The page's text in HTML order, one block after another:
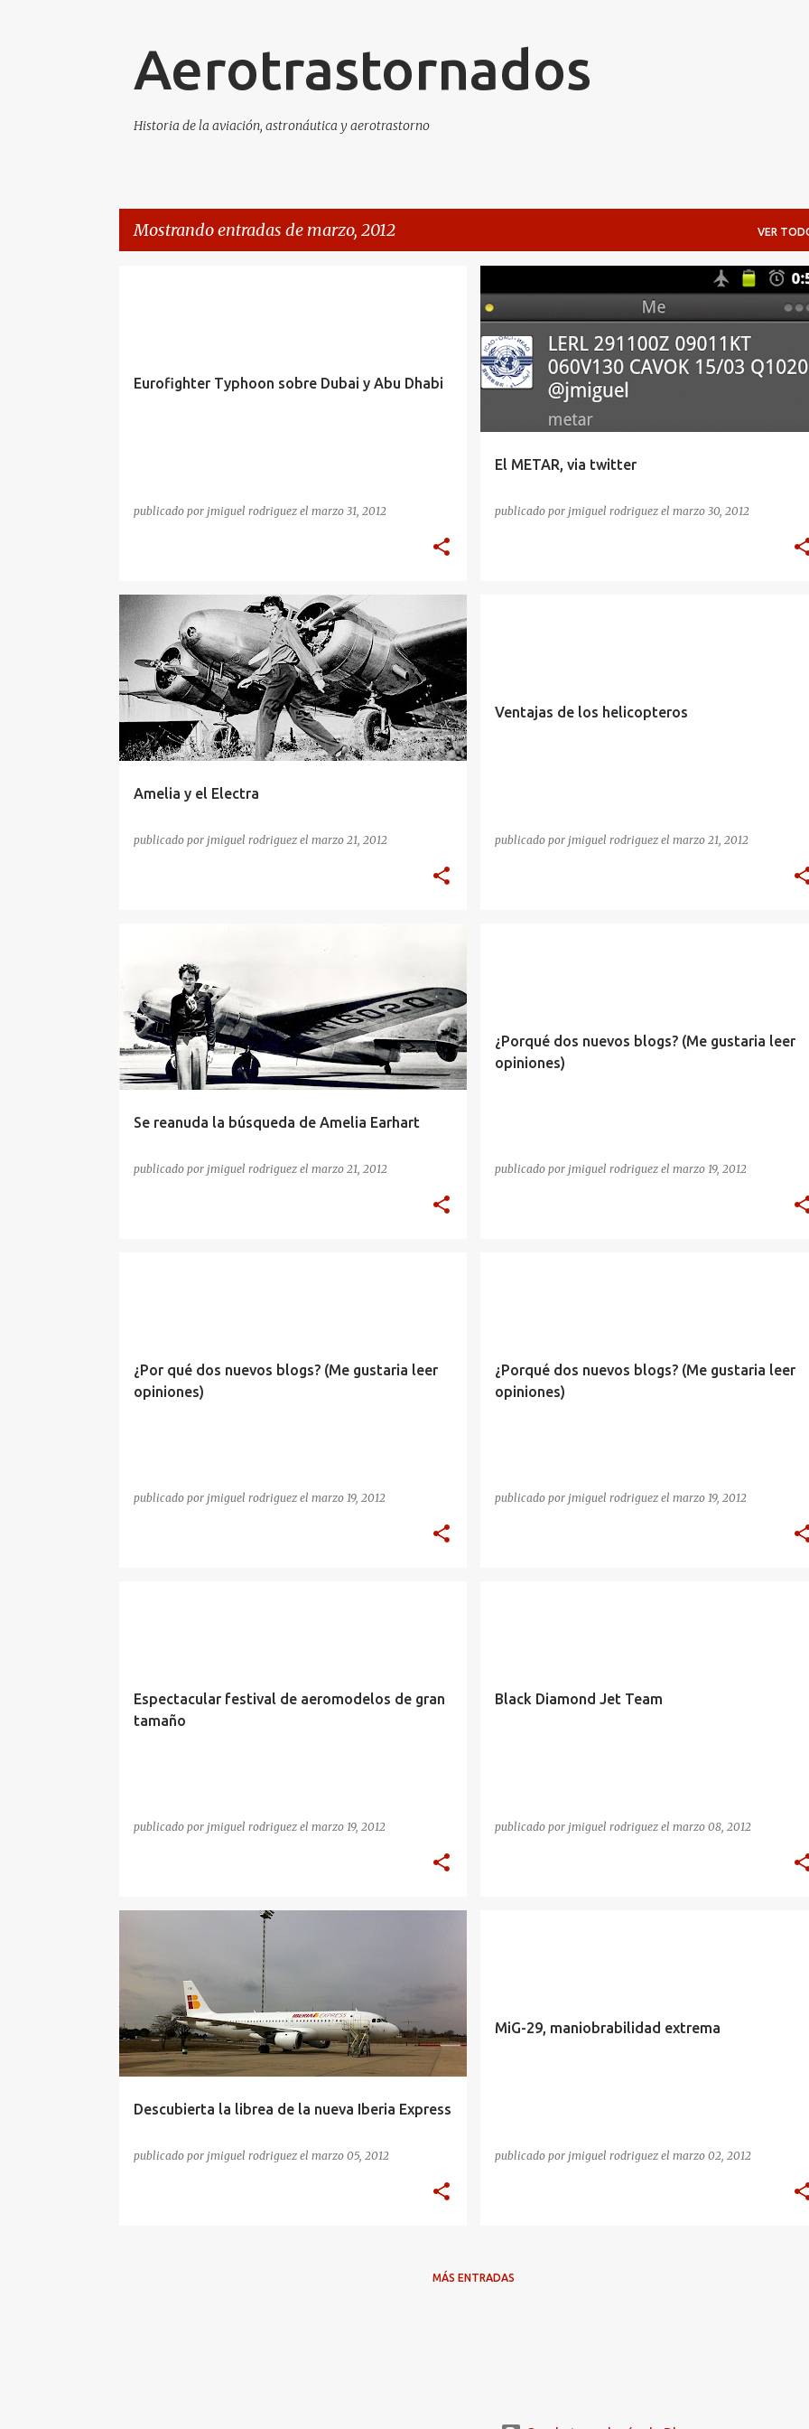
Aerotrastornados
Historia de la aviación, astronáutica y aerotrastorno
Mostrando entradas de marzo, 2012 VER
Eurofighter Typhoon sobre Dubai y Abu Dhabi
publicado por jmiguel rodriguez el marzo 31, 2012
El METAR, via twitter
publicado por jmiguel rodriguez el marzo 30, 2012
Amelia y el Electra
publicado por jmiguel rodriguez el marzo 21, 2012
Ventajas de los helicopteros
publicado por jmiguel rodriguez el marzo 21, 2012
Se reanuda la búsqueda de Amelia Earhart
publicado por jmiguel rodriguez el marzo 21, 2012
¿Porqué dos nuevos blogs? (Me gustaria leer
opiniones)
publicado por jmiguel rodriguez el marzo 19, 2012
¿Por qué dos nuevos blogs? (Me gustaria leer
opiniones)
publicado por jmiguel rodriguez el marzo 19, 2012
¿Porqué dos nuevos blogs? (Me gustaria leer
opiniones)
publicado por jmiguel rodriguez el marzo 19, 2012
Espectacular festival de aeromodelos de gran
tamaño
publicado por jmiguel rodriguez el marzo 19, 2012
Black Diamond Jet Team
publicado por jmiguel rodriguez el marzo 08, 2012
Descubierta la librea de la nueva Iberia Express
publicado por jmiguel rodriguez el marzo 05, 2012
MiG-29, maniobrabilidad extrema
publicado por jmiguel rodriguez el marzo 02, 2012
MÁS ENTRADAS